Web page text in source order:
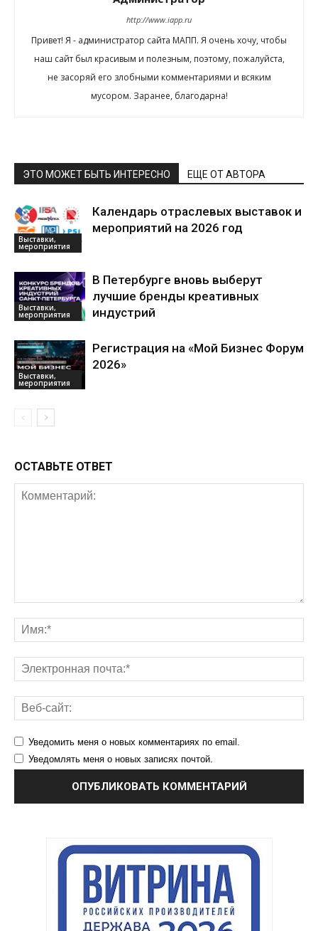
http://www.iapp.ru
Привет! Я - администратор сайта МАПП. Я очень хочу, чтобы
наш сайт был красивым и полезным, поэтому, пожалуйста,
не засоряй его злобными комментариями и всяким
мусором. Заранее, благодарна!
ЭТО МОЖЕТ БЫТЬ ИНТЕРЕСНО ЕЩЕ ОТ АВТОРА
Выставки,
мероприятия
Календарь отраслевых выставок и
мероприятий на 2026 год
Выставки,
мероприятия
В Петербурге вновь выберут
лучшие бренды креативных
индустрий
Выставки,
мероприятия
Регистрация на «Мой Бизнес Форум
2026»
ОСТАВЬТЕ ОТВЕТ
Уведомить меня о новых комментариях по email.
Уведомлять меня о новых записях почтой.